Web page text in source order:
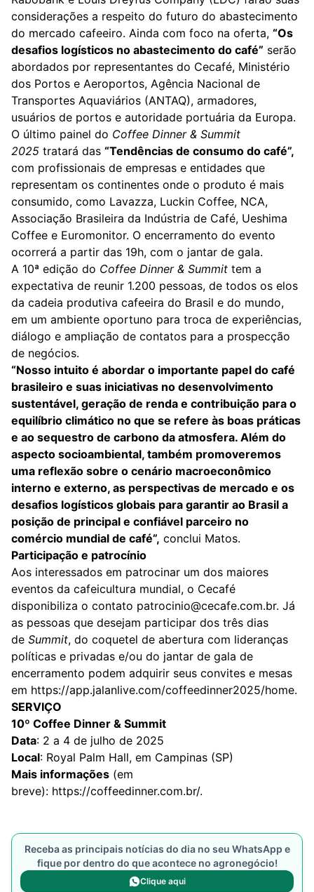
considerações a respeito do futuro do abastecimento
do mercado cafeeiro. Ainda com foco na oferta, “Os
desafios logísticos no abastecimento do café” serão
abordados por representantes do Cecafé, Ministério
dos Portos e Aeroportos, Agência Nacional de
Transportes Aquaviários (ANTAQ), armadores,
usuários de portos e autoridade portuária da Europa.
O último painel do Coffee Dinner & Summit
2025 tratará das “Tendências de consumo do café”,
com profissionais de empresas e entidades que
representam os continentes onde o produto é mais
consumido, como Lavazza, Luckin Coffee, NCA,
Associação Brasileira da Indústria de Café, Ueshima
Coffee e Euromonitor. O encerramento do evento
ocorrerá a partir das 19h, com o jantar de gala.
A 10ª edição do Coffee Dinner & Summit tem a
expectativa de reunir 1.200 pessoas, de todos os elos
da cadeia produtiva cafeeira do Brasil e do mundo,
em um ambiente oportuno para troca de experiências,
diálogo e ampliação de contatos para a prospecção
de negócios.
“Nosso intuito é abordar o importante papel do café
brasileiro e suas iniciativas no desenvolvimento
sustentável, geração de renda e contribuição para o
equilíbrio climático no que se refere às boas práticas
e ao sequestro de carbono da atmosfera. Além do
aspecto socioambiental, também promoveremos
uma reflexão sobre o cenário macroeconômico
interno e externo, as perspectivas de mercado e os
desafios logísticos globais para garantir ao Brasil a
posição de principal e confiável parceiro no
comércio mundial de café”, conclui Matos.
Participação e patrocínio
Aos interessados em patrocinar um dos maiores
eventos da cafeicultura mundial, o Cecafé
disponibiliza o contato patrocinio@cecafe.com.br. Já
as pessoas que desejam participar dos três dias
de Summit, do coquetel de abertura com lideranças
políticas e privadas e/ou do jantar de gala de
encerramento podem adquirir seus convites e mesas
em https://app.jalanlive.com/coffeedinner2025/home.
SERVIÇO
10º Coffee Dinner & Summit
Data: 2 a 4 de julho de 2025
Local: Royal Palm Hall, em Campinas (SP)
Mais informações (em
breve): https://coffeedinner.com.br/.
Receba as principais notícias do dia no seu WhatsApp e
fique por dentro do que acontece no agronegócio!
Clique aqui